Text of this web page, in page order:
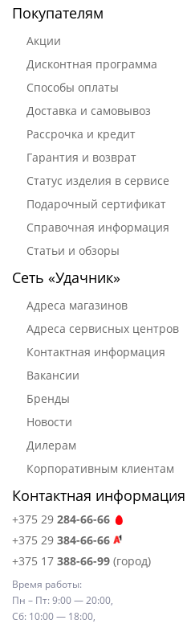
Покупателям
Акции
Дисконтная программа
Способы оплаты
Доставка и самовывоз
Рассрочка и кредит
Гарантия и возврат
Статус изделия в сервисе
Подарочный сертификат
Справочная информация
Статьи и обзоры
Сеть «Удачник»
Адреса магазинов
Адреса сервисных центров
Контактная информация
Вакансии
Бренды
Новости
Дилерам
Корпоративным клиентам
Контактная информация
+375 29 284-66-66
+375 29 384-66-66
+375 17 388-66-99 (город)
Время работы:
Пн – Пт: 9:00 — 20:00,
Сб: 10:00 — 18:00,